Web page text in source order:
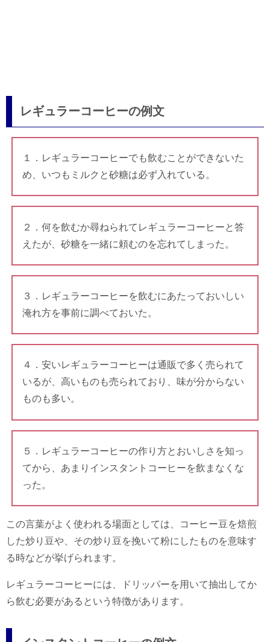
レギュラーコーヒーの例文
１．レギュラーコーヒーでも飲むことができないた
め、いつもミルクと砂糖は必ず入れている。
２．何を飲むか尋ねられてレギュラーコーヒーと答
えたが、砂糖を一緒に頼むのを忘れてしまった。
３．レギュラーコーヒーを飲むにあたっておいしい
淹れ方を事前に調べておいた。
４．安いレギュラーコーヒーは通販で多く売られて
いるが、高いものも売られており、味が分からない
ものも多い。
５．レギュラーコーヒーの作り方とおいしさを知っ
てから、あまりインスタントコーヒーを飲まなくな
った。
この言葉がよく使われる場面としては、コーヒー豆を焙煎
した炒り豆や、その炒り豆を挽いて粉にしたものを意味す
る時などが挙げられます。
レギュラーコーヒーには、ドリッパーを用いて抽出してか
ら飲む必要があるという特徴があります。